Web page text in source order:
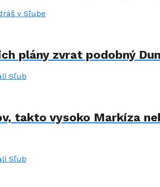
plány zvrat podobný
takto vysoko Markíza